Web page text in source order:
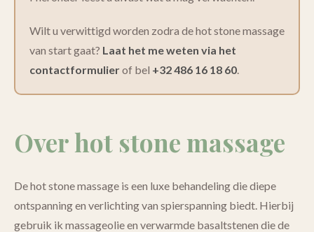
Wilt u verwittigd worden zodra de hot stone massage
van start gaat? Laat het me weten via het
contactformulierof bel +32 486 16 18 60.
Over hot stone massage
De hot stone massage is een luxe behandeling die diepe
ontspanning en verlichting van spierspanning biedt. Hierbij
gebruik ik massageolie en verwarmde basaltstenen die de